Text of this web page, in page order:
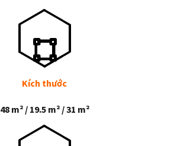
Kích thước
48 m² / 19.5 m² / 31 m²